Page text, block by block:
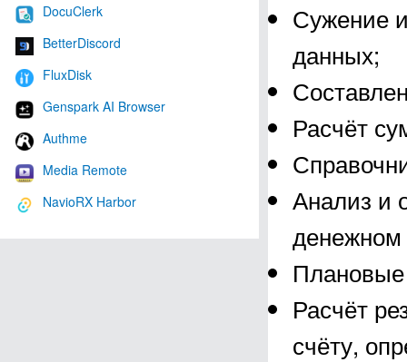
DocuClerk
BetterDiscord
FluxDisk
Genspark AI Browser
Authme
Media Remote
NavioRX Harbor
Сужение
данных;
Расчёт
Анализ и
денежном
Расчёт
счёту,